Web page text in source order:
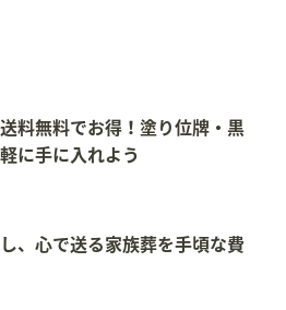
料無料でお得！塗り位牌・黒
に手に入れよう
、心で送る家族葬を手頃な費